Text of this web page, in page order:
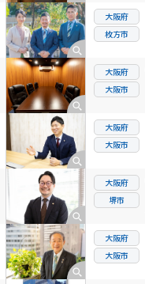
大阪府
枚方市
大阪府
大阪市
大阪府
大阪市
大阪府
堺市
大阪府
大阪市